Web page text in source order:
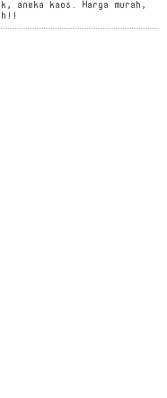
aneka kaos. Harga murah,